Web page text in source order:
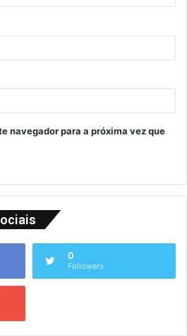
navegador para a próxima vez que
0
Followers